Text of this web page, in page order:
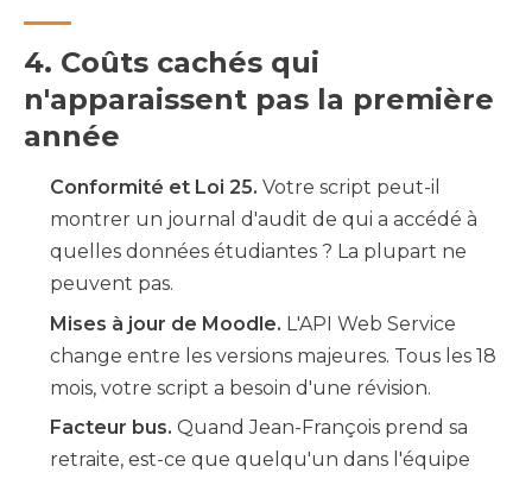
4. Coûts cachés qui
n'apparaissent pas la première
année
Conformité et Loi 25. Votre script peut-il
montrer un journal d'audit de qui a accédé à
quelles données étudiantes ? La plupart ne
peuvent pas.
Mises à jour de Moodle. L'API Web Service
change entre les versions majeures. Tous les 18
mois, votre script a besoin d'une révision.
Facteur bus. Quand Jean-François prend sa
retraite, est-ce que quelqu'un dans l'équipe